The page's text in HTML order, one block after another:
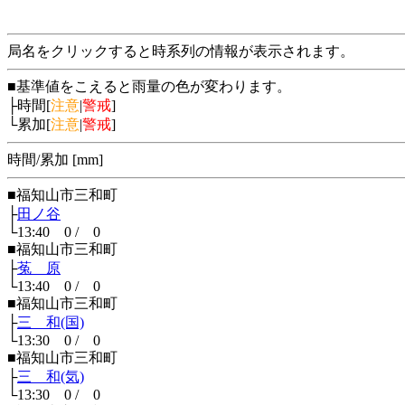
局名をクリックすると時系列の情報が表示されます。
■基準値をこえると雨量の色が変わります。
├時間[注意|警戒]
└累加[注意|警戒]
時間/累加 [mm]
■福知山市三和町
├田ノ谷
└13:40 0 / 0
■福知山市三和町
├菟 原
└13:40 0 / 0
■福知山市三和町
├三 和(国)
└13:30 0 / 0
■福知山市三和町
├三 和(気)
└13:30 0 / 0